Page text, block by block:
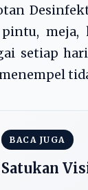
pintu,
setiap
BACA JUGA
Satukan